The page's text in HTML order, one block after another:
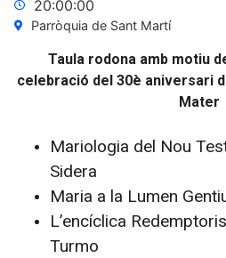
20:00:00
Parròquia de Sant Martí
Taula rodona amb motiu
celebració del 30è aniversari
Mater
Mariologia del Nou
Sidera
Maria a la Lumen
L’encíclica
Turmo